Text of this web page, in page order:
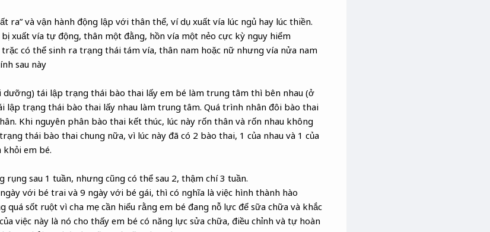
ra” và vận hành động lập với thân thể, ví dụ xuất vía lúc ngủ hay lúc thiền.
xuất vía tự động, thân một đằng, hồn vía một nẻo cực kỳ nguy hiểm
có thể sinh ra trạng thái tám vía, thân nam hoặc nữ nhưng vía nửa nam
sau này
dưỡng) tái lập trạng thái bào thai lấy em bé làm trung tâm thì bên nhau (ở
lập trạng thái bào thai lấy nhau làm trung tâm. Quá trình nhân đôi bào thai
Khi nguyên phân bào thai kết thúc, lúc này rốn thân và rốn nhau không
thái bào thai chung nữa, vì lúc này đã có 2 bào thai, 1 của nhau và 1 của
em bé.
rụng sau 1 tuần, nhưng cũng có thể sau 2, thậm chí 3 tuần.
với bé trai và 9 ngày với bé gái, thì có nghĩa là việc hình thành hào
quá sốt ruột vì cha mẹ cần hiểu rằng em bé đang nỗ lực để sữa chữa và khắc
việc này là nó cho thấy em bé có năng lực sửa chữa, điều chỉnh và tự hoàn